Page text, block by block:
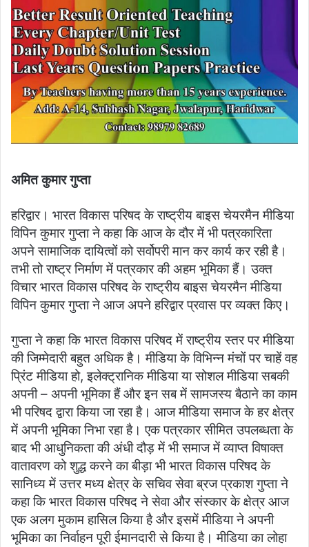
अमित कुमार गुप्ता
हरिद्वार। भारत विकास परिषद के राष्ट्रीय बाइस चेयरमैन मीडिया
विपिन कुमार गुप्ता ने कहा कि आज के दौर में भी पत्रकारिता
अपने सामाजिक दायित्वों को सर्वोपरी मान कर कार्य कर रही है।
तभी तो राष्ट्र निर्माण में पत्रकार की अहम भूमिका हैं। उक्त
विचार भारत विकास परिषद के राष्ट्रीय बाइस चेयरमैन मीडिया
विपिन कुमार गुप्ता ने आज अपने हरिद्वार प्रवास पर व्यक्त किए।
गुप्ता ने कहा कि भारत विकास परिषद में राष्ट्रीय स्तर पर मीडिया
की जिम्मेदारी बहुत अधिक है। मीडिया के विभिन्न मंचों पर चाहें वह
प्रिंट मीडिया हो, इलेक्ट्रानिक मीडिया या सोशल मीडिया सबकी
अपनी – अपनी भूमिका हैं और इन सब में सामजस्य बैठाने का काम
भी परिषद द्वारा किया जा रहा है। आज मीडिया समाज के हर क्षेत्र
में अपनी भूमिका निभा रहा है। एक पत्रकार सीमित उपलब्धता के
बाद भी आधुनिकता की अंधी दौड़ में भी समाज में व्याप्त विषाक्त
वातावरण को शुद्ध करने का बीड़ा भी भारत विकास परिषद के
सानिध्य में उत्तर मध्य क्षेत्र के सचिव सेवा ब्रज प्रकाश गुप्ता ने
कहा कि भारत विकास परिषद ने सेवा और संस्कार के क्षेत्र आज
एक अलग मुकाम हासिल किया है और इसमें मीडिया ने अपनी
भूमिका का निर्वाहन पूरी ईमानदारी से किया है। मीडिया का लोहा